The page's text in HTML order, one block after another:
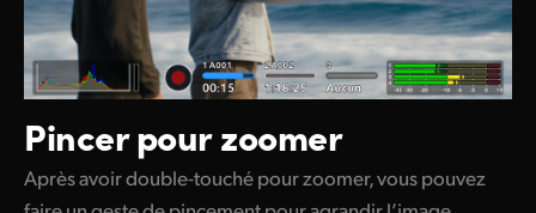
Pincer pour zoomer
Après avoir double-touché pour zoomer, vous pouvez